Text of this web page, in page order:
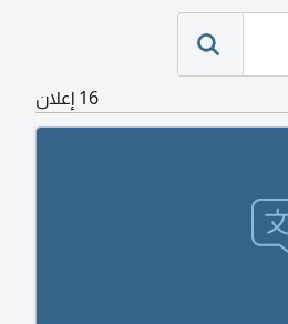
16 إعلان